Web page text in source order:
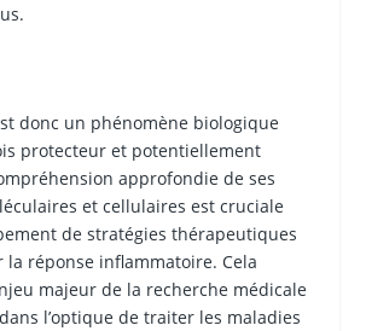
donc un phénomène biologique
protecteur et potentiellement
approfondie de ses
et cellulaires est cruciale
de stratégies thérapeutiques
la réponse inflammatoire. Cela
majeur de la recherche médicale
l’optique de traiter les maladies